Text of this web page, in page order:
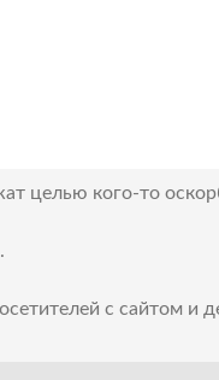
целью кого-то
с сайтом и